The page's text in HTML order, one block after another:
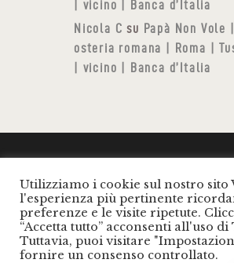
| vicino | Banca d’Italia
Nicola C su Papà Non Vole |
osteria romana | Roma |
| vicino | Banca d’Italia
RISTO SERVICE SRLS - PAPÀ
Osteria romana- .Tutti i diritti
P.I.: 16816611004 |Privacy Policy
policy|
Utilizziamo i cookie sul nostro
l'esperienza più pertinente
preferenze e le visite ripetute.
“Accetta tutto” acconsenti all'uso
Tuttavia, puoi visitare
fornire un consenso controllato.